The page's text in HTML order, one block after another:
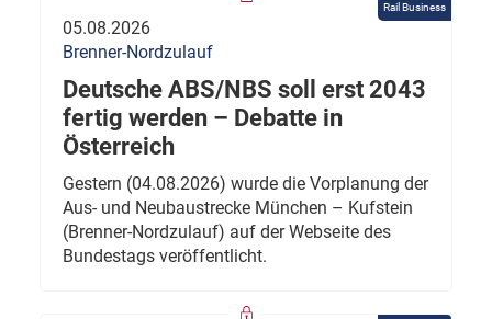
Rail Business
05.08.2026
Brenner-Nordzulauf
Deutsche ABS/NBS soll erst 2043
fertig werden – Debatte in
Österreich
Gestern (04.08.2026) wurde die Vorplanung der
Aus- und Neubaustrecke München – Kufstein
(Brenner-Nordzulauf) auf der Webseite des
Bundestags veröffentlicht.